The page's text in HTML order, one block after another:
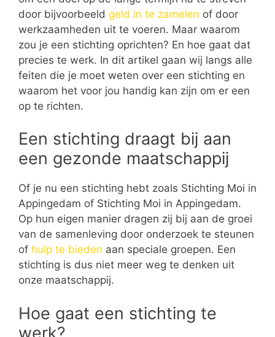
door bijvoorbeeld geld in te zamelen of door
werkzaamheden uit te voeren. Maar waarom
zou je een stichting oprichten? En hoe gaat dat
precies te werk. In dit artikel gaan wij langs alle
feiten die je moet weten over een stichting en
waarom het voor jou handig kan zijn om er een
op te richten.
Een stichting draagt bij aan
een gezonde maatschappij
Of je nu een stichting hebt zoals Stichting Moi in
Appingedam of Stichting Moi in Appingedam.
Op hun eigen manier dragen zij bij aan de groei
van de samenleving door onderzoek te steunen
of hulp te bieden aan speciale groepen. Een
stichting is dus niet meer weg te denken uit
onze maatschappij.
Hoe gaat een stichting te
werk?